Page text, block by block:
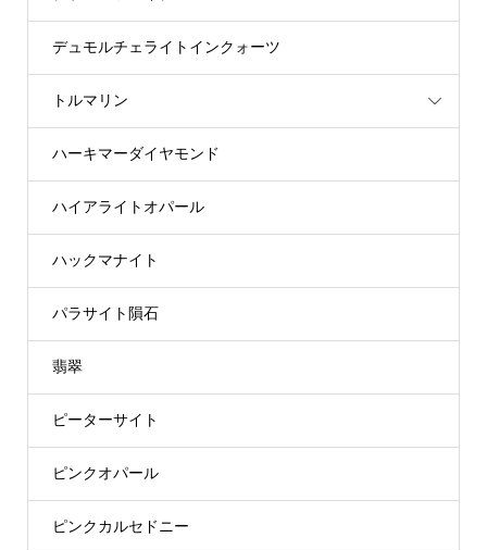
デュモルチェライトインクォーツ
トルマリン
ハーキマーダイヤモンド
ハイアライトオパール
ハックマナイト
パラサイト隕石
翡翠
ピーターサイト
ピンクオパール
ピンクカルセドニー